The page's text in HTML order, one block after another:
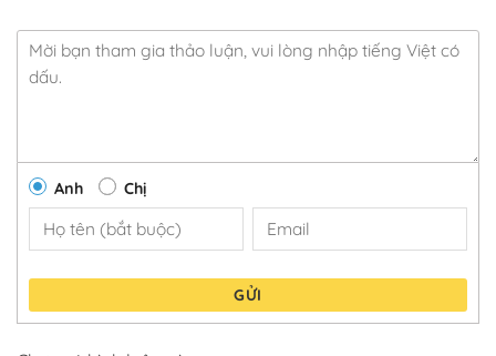
Anh Chị
GỬI